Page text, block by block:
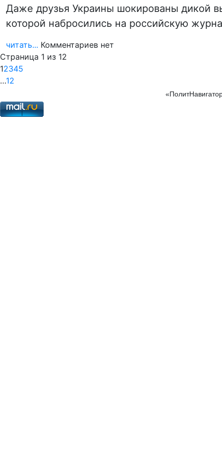
Даже друзья Украины шокированы дикой
которой набросились на российскую
читать... Комментариев нет
Страница 1 из 12
12345
…12